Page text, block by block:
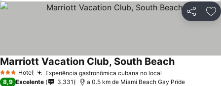
Partilhar
3 EstrelasHotel Experiência gastronômica cubana no local
Marriott Vacation Club, South BeachVer preços
8,9 Excelente 3.331 a 0.5 km de Miami Beach Gay Pride